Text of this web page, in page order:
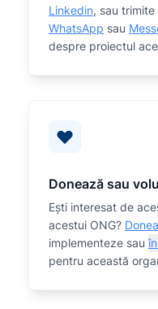
Linkedin, sau
WhatsApp sau
despre proiectul
Donează sau
Eşti interesat de
acestui ONG?
implementeze sau
pentru această